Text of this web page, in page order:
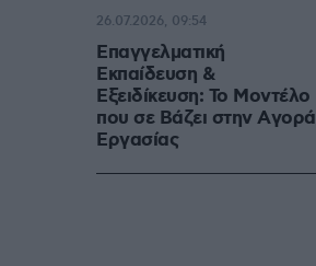
Επαγγελματική
Εκπαίδευση &
Εξειδίκευση: Το Mοντέλο
που σε Bάζει στην Aγορά
Eργασίας
26.07.2026, 09:54